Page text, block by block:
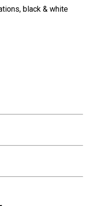
black & white